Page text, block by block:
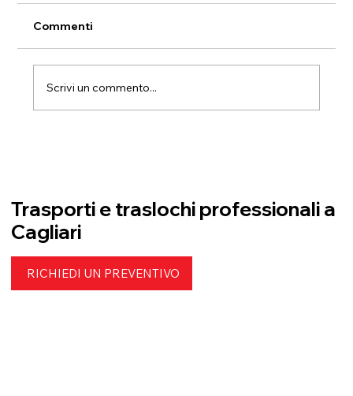
Commenti
Scrivi un commento...
Trasporti e traslochi professionali a
Cagliari
RICHIEDI UN PREVENTIVO